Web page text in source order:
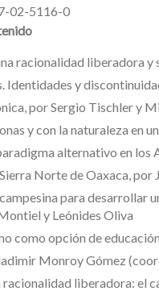
02-5116-0
racionalidad liberadora
y
por Sergio Tischler y
y con la naturaleza en
alternativo en los
Norte de Oaxaca, por
para
y Leónides Oliva
opción de
Monroy Gómez
liberadora: